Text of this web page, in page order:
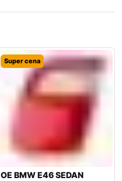
Super cena
OE BMW E46 SEDAN